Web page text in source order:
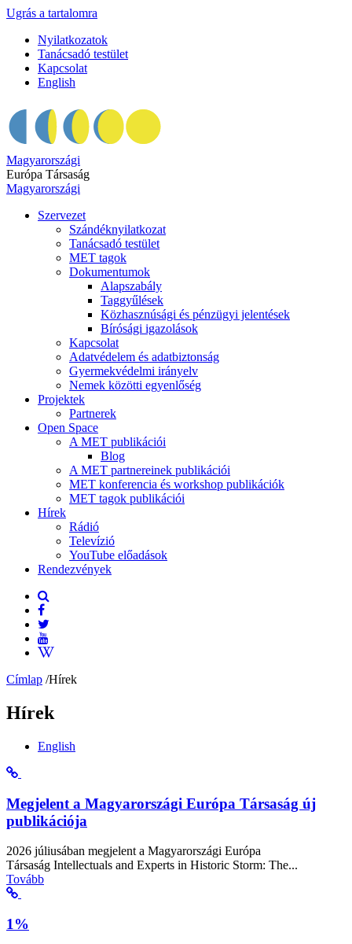
Ugrás a tartalomra
Nyilatkozatok
Tanácsadó testület
Kapcsolat
English
Magyarországi
Európa Társaság
Magyarországi
Szervezet
Szándéknyilatkozat
Tanácsadó testület
MET tagok
Dokumentumok
Alapszabály
Taggyűlések
Közhasznúsági és pénzügyi jelentések
Bírósági igazolások
Kapcsolat
Adatvédelem és adatbiztonság
Gyermekvédelmi irányelv
Nemek közötti egyenlőség
Projektek
Partnerek
Open Space
A MET publikációi
Blog
A MET partnereinek publikációi
MET konferencia és workshop publikációk
MET tagok publikációi
Hírek
Rádió
Televízió
YouTube előadások
Rendezvények
Címlap /Hírek
Hírek
English
Megjelent a Magyarországi Európa Társaság új
publikációja
2026 júliusában megjelent a Magyarországi Európa
Társaság Intellectuals and Experts in Historic Storm: The...
Tovább
1%